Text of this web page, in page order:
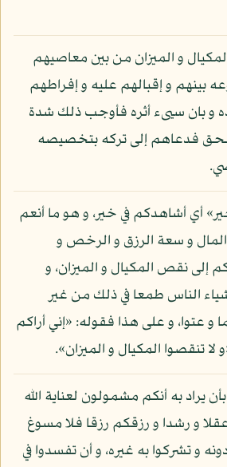
و الميزان من بين معاصيهم
بينهم و إقبالهم عليه و إفراطهم
و بان سيىء أثره فأوجب ذلك شدة
فدعاهم إلى تركه بتخصيصه
أي أشاهدكم في خير، و هو ما أنعم
المال و سعة الرزق و الرخص و
نقص المكيال و الميزان، و
الناس طمعا في ذلك من غير
و عتوا، و على هذا فقوله: «إني أراكم
تنقصوا المكيال و الميزان».
يراد به أنكم مشمولون لعناية الله
و رشدا و رزقكم رزقا فلا مسوغ
و تشركوا به غيره، و أن تفسدوا في